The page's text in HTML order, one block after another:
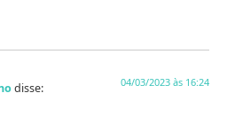
disse: 04/03/2023 às 16:24